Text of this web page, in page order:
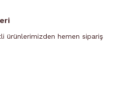
ürünlerimizden hemen sipariş